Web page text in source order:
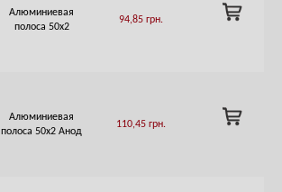
Алюминиевая
полоса 50х2
94,85 грн.
ADD
TO
Алюминиевая
полоса 50х2 Анод
110,45 грн.
ADD
TO